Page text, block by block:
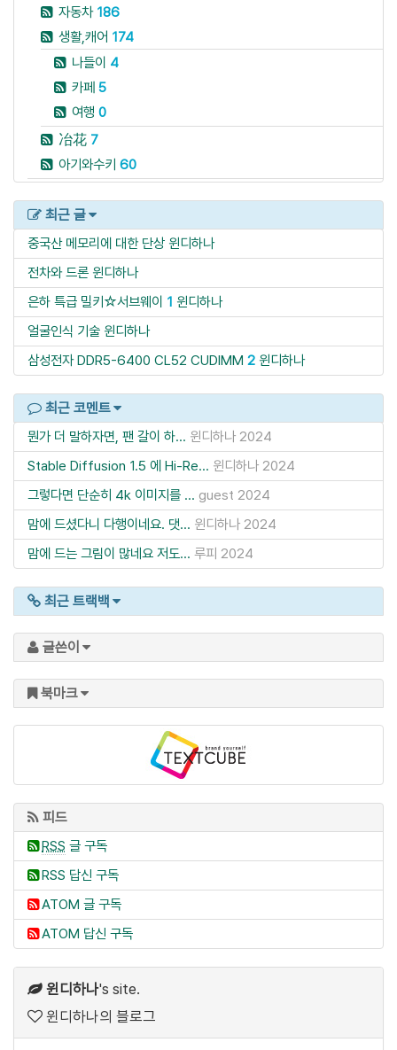
자동차 186
생활,캐어 174
나들이 4
카페 5
여행 0
冶花 7
아기와수키 60
최근 글
중국산 메모리에 대한 단상 윈디하나
전차와 드론 윈디하나
은하 특급 밀키☆서브웨이 1 윈디하나
얼굴인식 기술 윈디하나
삼성전자 DDR5-6400 CL52 CUDIMM 2 윈디하나
최근 코멘트
뭔가 더 말하자면, 팬 갈이 하... 윈디하나 2024
Stable Diffusion 1.5 에 Hi-Re... 윈디하나 2024
그렇다면 단순히 4k 이미지를 ... guest 2024
맘에 드셨다니 다행이네요. 댓... 윈디하나 2024
맘에 드는 그림이 많네요 저도... 루피 2024
최근 트랙백
글쓴이
북마크
피드
RSS 글 구독
RSS 답신 구독
ATOM 글 구독
ATOM 답신 구독
윈디하나's site.
윈디하나의 블로그